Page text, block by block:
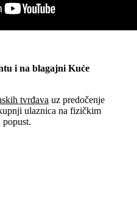
i na blagajni Kuće
tvrđava uz predočenje
ulaznica na fizičkim